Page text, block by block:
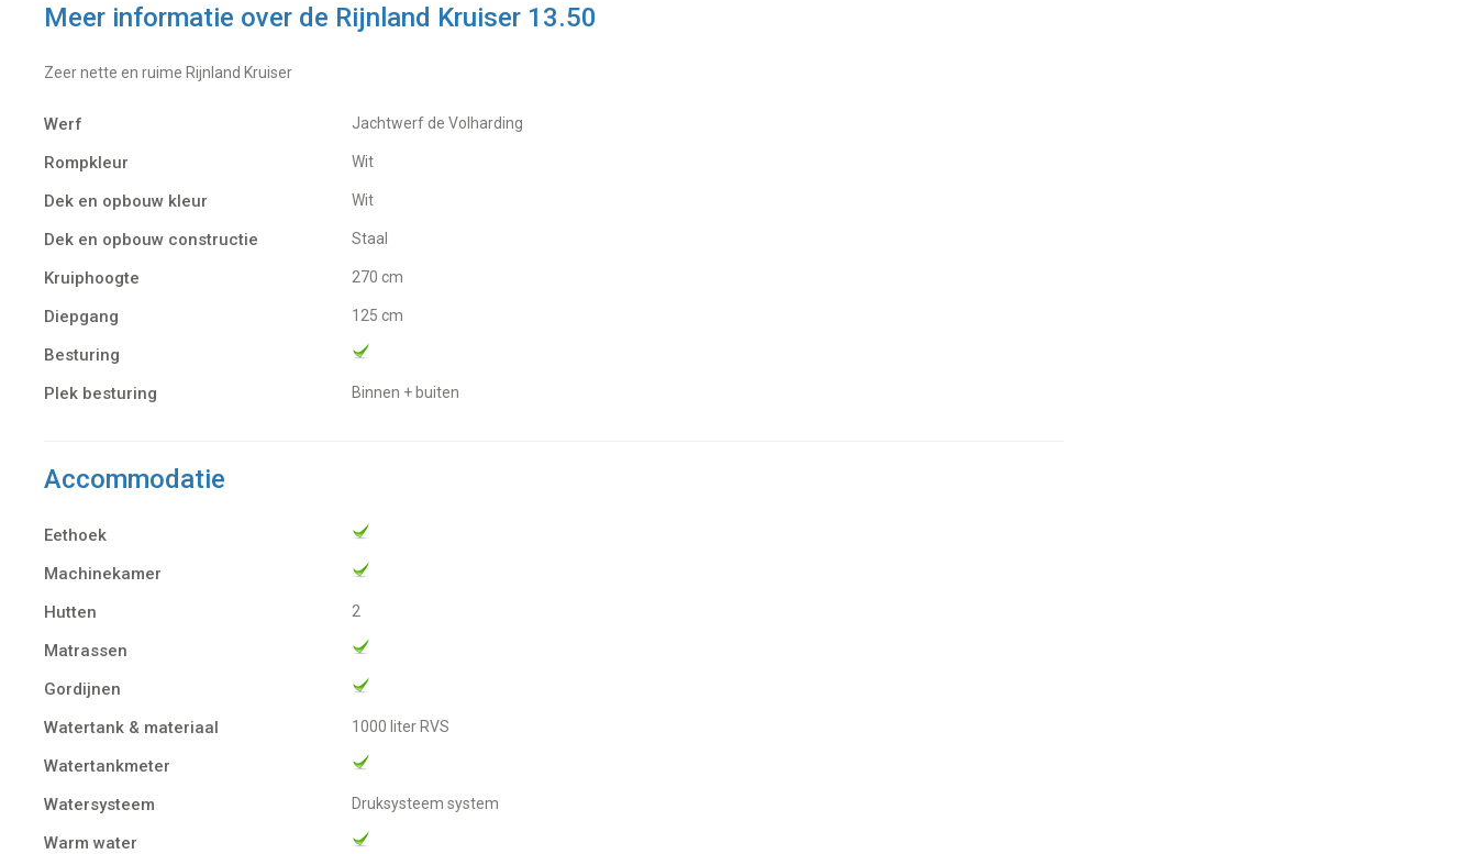
Meer informatie over de Rijnland Kruiser 13.50
Zeer nette en ruime Rijnland Kruiser
Werf Jachtwerf de Volharding
Rompkleur Wit
Dek en opbouw kleur Wit
Dek en opbouw constructie Staal
Kruiphoogte 270 cm
Diepgang 125 cm
Besturing
Plek besturing
Binnen + buiten
Accommodatie
Eethoek
Machinekamer
Hutten
2
Matrassen
Gordijnen
Watertank & materiaal
1000 liter RVS
Watertankmeter
Watersysteem
Druksysteem system
Warm water